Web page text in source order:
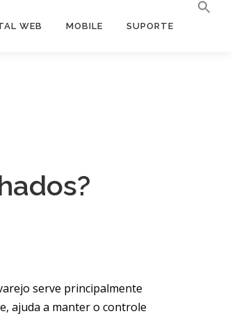
WEB MOBILE SUPORTE
serve principalmente
ajuda a manter o controle